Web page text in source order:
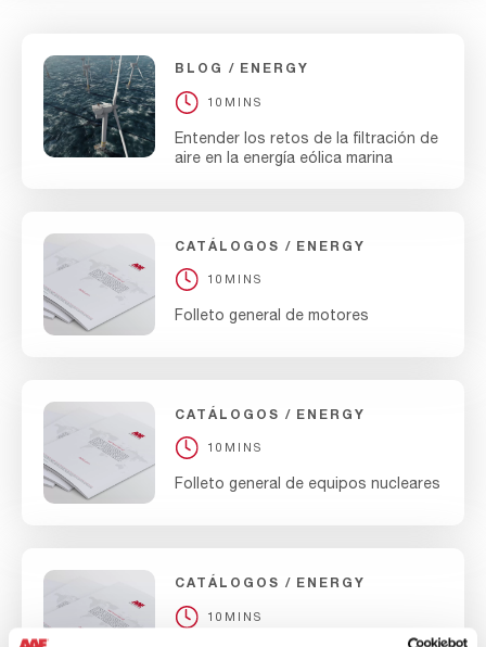
BLOG ENERGY
10MINS
Entender los retos de la filtración de
aire en la energía eólica marina
CATÁLOGOS ENERGY
10MINS
Folleto general de motores
CATÁLOGOS ENERGY
10MINS
Folleto general de equipos nucleares
CATÁLOGOS ENERGY
10MINS